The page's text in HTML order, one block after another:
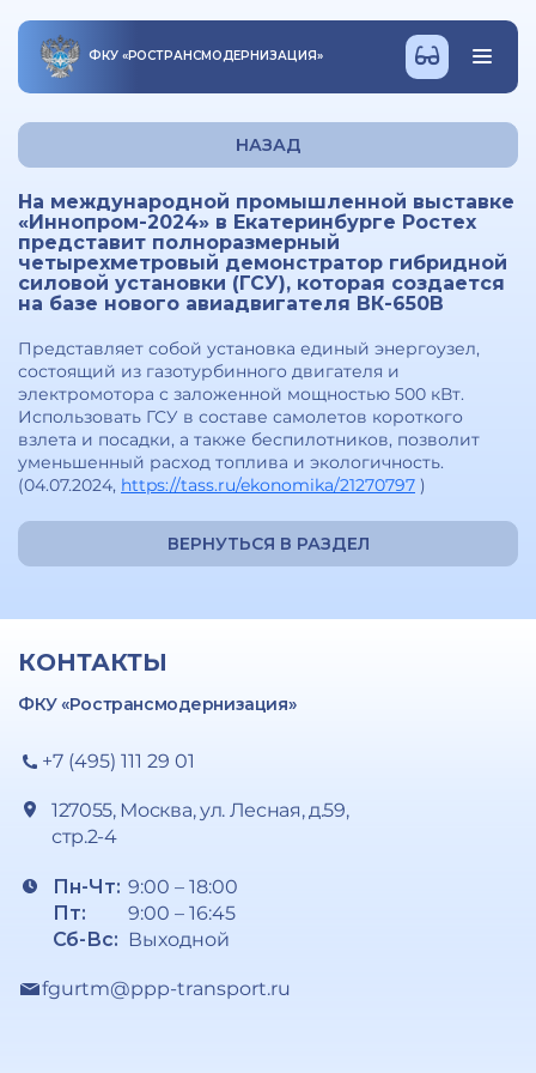
ФКУ «РОСТРАНСМОДЕРНИЗАЦИЯ»
НАЗАД
На международной промышленной выставке
«Иннопром-2024» в Екатеринбурге Ростех
представит полноразмерный
четырехметровый демонстратор гибридной
силовой установки (ГСУ), которая создается
на базе нового авиадвигателя ВК-650В
Представляет собой установка единый энергоузел,
состоящий из газотурбинного двигателя и
электромотора с заложенной мощностью 500 кВт.
Использовать ГСУ в составе самолетов короткого
взлета и посадки, а также беспилотников, позволит
уменьшенный расход топлива и экологичность.
(04.07.2024, https://tass.ru/ekonomika/21270797 )
ВЕРНУТЬСЯ В РАЗДЕЛ
КОНТАКТЫ
ФКУ «Ространсмодернизация»
+7 (495) 111 29 01
127055, Москва, ул. Лесная, д.59,
стр.2-4
Пн-Чт:
Пт:
Сб-Вс:
9:00 – 18:00
9:00 – 16:45
Выходной
fgurtm@ppp-transport.ru